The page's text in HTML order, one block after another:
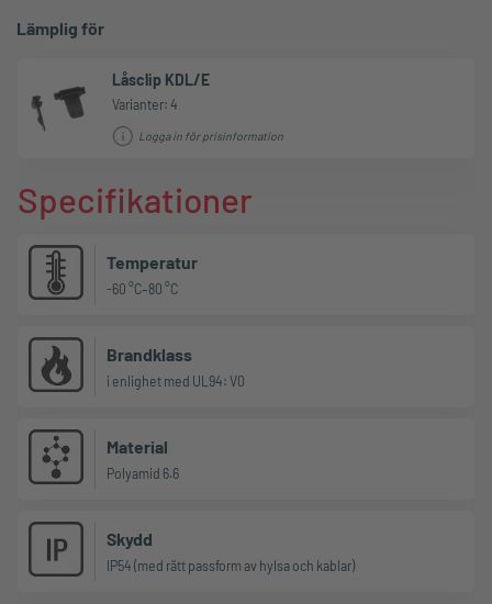
Lämplig för
Låsclip KDL/E
Varianter: 4
Logga in för prisinformation
Specifikationer
Temperatur
-60 °C–80 °C
Brandklass
i enlighet med UL94: V0
Material
Polyamid 6.6
Skydd
IP54 (med rätt passform av hylsa och kablar)